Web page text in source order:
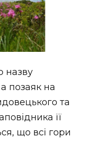
назву
позаяк на
та
її
що всі гори